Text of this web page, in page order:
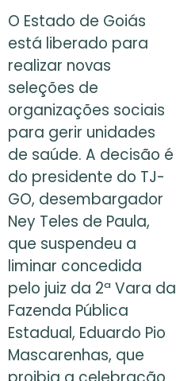
O Estado de Goiás
está liberado para
realizar novas
seleções de
organizações sociais
para gerir unidades
de saúde. A decisão é
do presidente do TJ-
GO, desembargador
Ney Teles de Paula,
que suspendeu a
liminar concedida
pelo juiz da 2ª Vara da
Fazenda Pública
Estadual, Eduardo Pio
Mascarenhas, que